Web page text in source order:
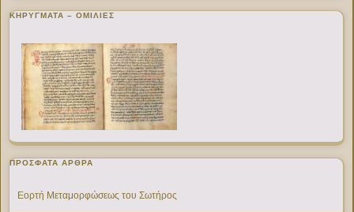
ΚΗΡΥΓΜΑΤΑ – ΟΜΙΛΙΕΣ
ΠΡΌΣΦΑΤΑ ΆΡΘΡΑ
Εορτή Μεταμορφώσεως του Σωτήρος